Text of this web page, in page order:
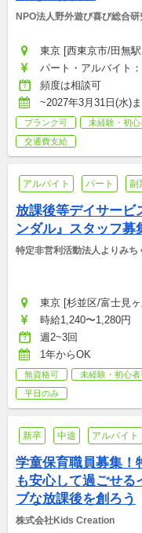
NPO法人野外遊び喜び総合研
東京 [西東京市/田無
パート・アルバイト
頻度は相談可
~2027年3月31日(水)
ブランク可 未経験・初心
交通費支給
アルバイト パート 副
放課後等デイサービ
ンダル』スタッフ募
特定非営利活動法人よりみち
東京 [杉並区/富士見
時給1,240〜1,280円
週2~3回
1年からOK
無資格可 未経験・初心者
平日のみ
新卒 中途 アルバイト
学童保育職員募集！
も安心して過ごせる
ブな放課後を創ろう